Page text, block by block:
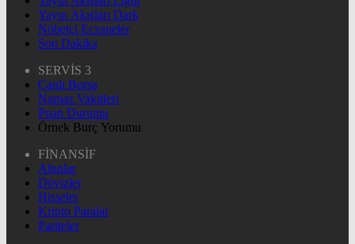
Yayın Akışları Dark
Nöbetçi Eczaneler
Son Dakika
SERVİS 3
Canlı Borsa
Namaz Vakitleri
Puan Durumu
Örnek Burç Yorumu
FİNANSİF
Altınlar
Dövizler
Hisseler
Kripto Paralar
Pariteler